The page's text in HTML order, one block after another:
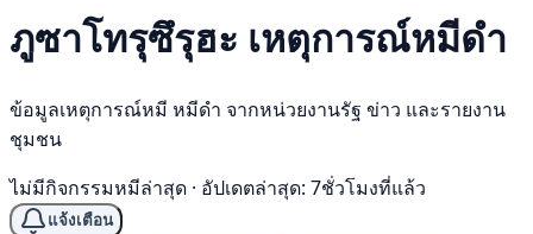
ภูซาโทรุซึรุฮะ เหตุการณ์หมีดำ
ข้อมูลเหตุการณ์หมี หมีดำ จากหน่วยงานรัฐ ข่าว และรายงาน
ชุมชน
ไม่มีกิจกรรมหมีล่าสุด · อัปเดตล่าสุด: 7ชั่วโมงที่แล้ว
แจ้งเตือน